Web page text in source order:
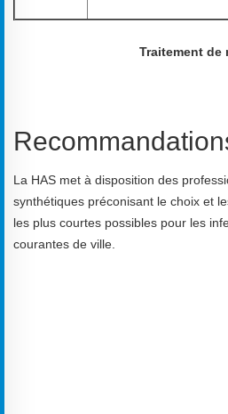
Traitement de
La HAS met à disposition des
synthétiques préconisant le choix et
les plus courtes possibles pour les
courantes de ville.